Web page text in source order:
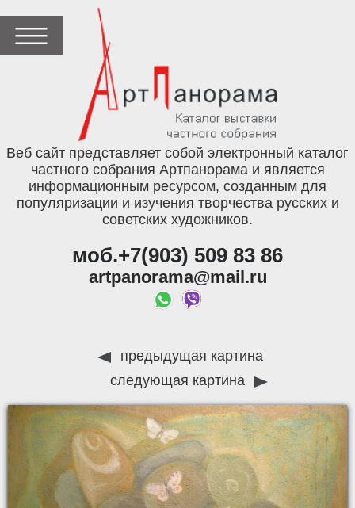
Веб сайт представляет собой электронный каталог
частного собрания Артпанорама и является
информационным ресурсом, созданным для
популяризации и изучения творчества русских и
советских художников.
моб.+7(903) 509 83 86
artpanorama@mail.ru
предыдущая картина
следующая картина